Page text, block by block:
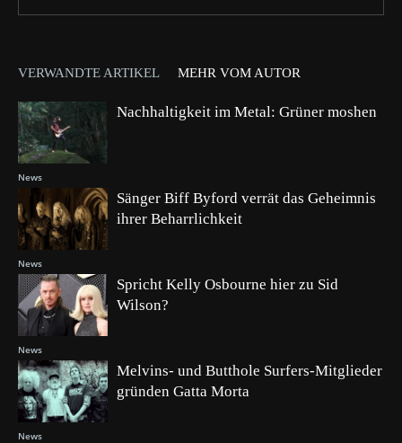
VERWANDTE ARTIKEL MEHR VOM AUTOR
News
Nachhaltigkeit im Metal: Grüner moshen
News
Sänger Biff Byford verrät das Geheimnis
ihrer Beharrlichkeit
News
Spricht Kelly Osbourne hier zu Sid
Wilson?
News
Melvins- und Butthole Surfers-Mitglieder
gründen Gatta Morta